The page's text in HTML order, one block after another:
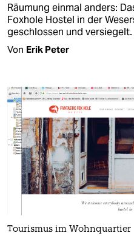
Räumung einmal anders:
Foxhole Hostel in der
geschlossen und versiegelt.
Von Erik Peter
Tourismus im Wohnquartier